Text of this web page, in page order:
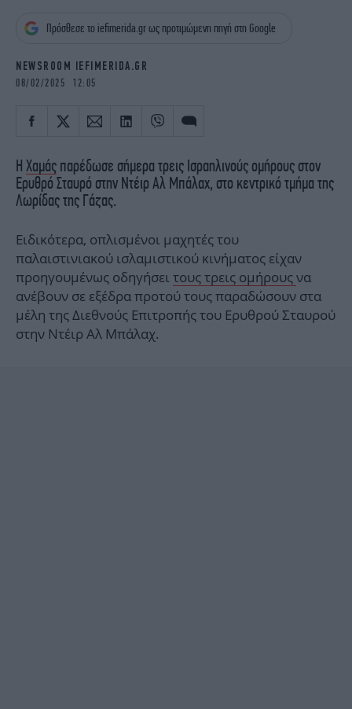
OSCARS
THE OCEAN
Πρόσθεσε το iefimerida.gr ως προτιμώμενη πηγή στη Google
NEWSROOM IEFIMERIDA.GR
08/02/2025 12:05
Η Χαμάς παρέδωσε σήμερα τρεις Ισραηλινούς ομήρους στον
Ερυθρό Σταυρό στην Ντέιρ Αλ Μπάλαχ, στο κεντρικό τμήμα της
Λωρίδας της Γάζας.
Ειδικότερα, οπλισμένοι μαχητές του
παλαιστινιακού ισλαμιστικού κινήματος είχαν
προηγουμένως οδηγήσειτους τρεις ομήρουςνα
ανέβουν σε εξέδρα προτού τους παραδώσουν στα
μέλη της Διεθνούς Επιτροπής του Ερυθρού Σταυρού
στην Ντέιρ Αλ Μπάλαχ.